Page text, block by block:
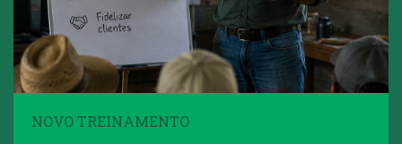
NOVO TREINAMENTO